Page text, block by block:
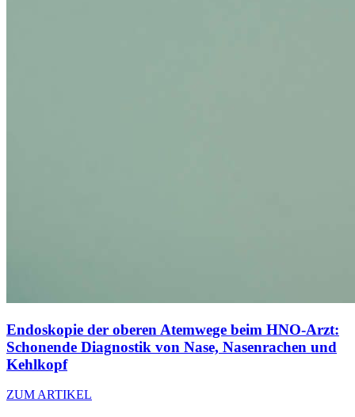
Endoskopie der oberen Atemwege beim HNO-Arzt:
Schonende Diagnostik von Nase, Nasenrachen und
Kehlkopf
ZUM ARTIKEL